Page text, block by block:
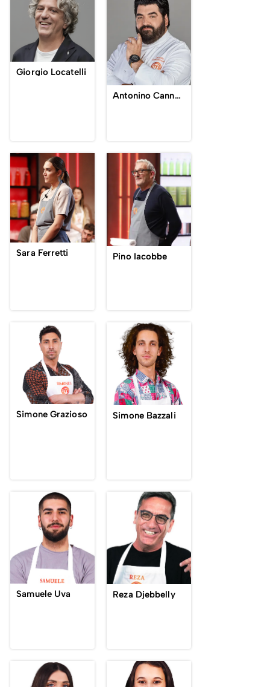
Giorgio Locatelli
Antonino Cannavacciuolo
Sara Ferretti Pino Iacobbe
Simone Grazioso Simone Bazzali
Samuele Uva Reza Djebbelly